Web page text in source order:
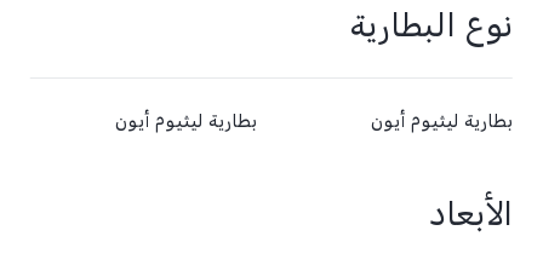
نوع البطارية
بطارية ليثيوم أيون بطارية ليثيوم أيون
الأبعاد